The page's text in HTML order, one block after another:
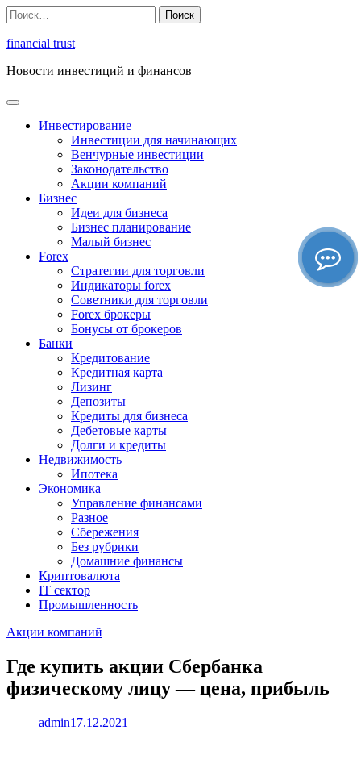
Перейти
к
содержимому
Найти:
financial trust
Новости инвестиций и финансов
Инвестирование
Инвестиции для начинающих
Венчурные инвестиции
Законодательство
Акции компаний
Бизнес
Идеи для бизнеса
Бизнес планирование
Малый бизнес
Forex
Стратегии для торговли
Индикаторы forex
Советники для торговли
Forex брокеры
Бонусы от брокеров
Банки
Кредитование
Кредитная карта
Лизинг
Депозиты
Кредиты для бизнеса
Дебетовые карты
Долги и кредиты
Недвижимость
Ипотека
Экономика
Управление финансами
Разное
Сбережения
Без рубрики
Домашние финансы
Криптовалюта
IT сектор
Промышленность
Акции компаний
Где купить акции Сбербанка
физическому лицу — цена, прибыль
admin17.12.2021